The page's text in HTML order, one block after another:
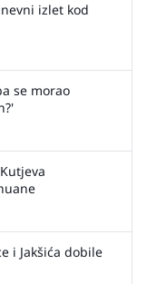
izlet kod
se morao
i Jakšića dobile